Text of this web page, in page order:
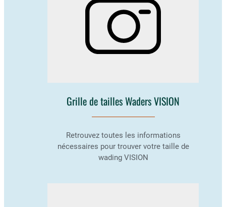
Grille de tailles Waders VISION
Retrouvez toutes les informations
nécessaires pour trouver votre taille de
wading VISION